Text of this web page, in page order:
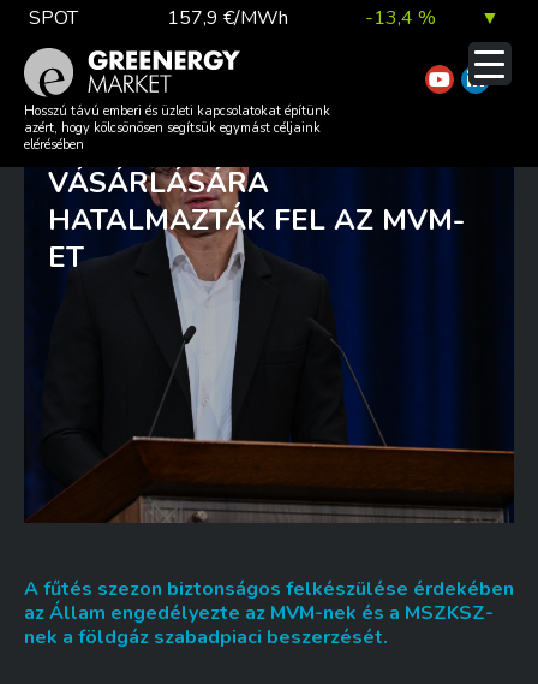
Skip
content
SPOT 157,9 €/MWh -13,4 % ▼
TTF DA 56,1 €/MWh 7,0 % ▲
EUA 81,9 €/t
26 140,13
Hosszú távú emberi és üzleti kapcsolatokat építünk
azért, hogy kölcsönösen segítsük egymást céljaink
elérésében
SZIJJÁRTÓ PÉTER
BEJELENTETTE: PIACI GÁZ
VÁSÁRLÁSÁRA
HATALMAZTÁK FEL AZ MVM-
ET
A fűtés szezon biztonságos felkészülése érdekében
az Állam engedélyezte az MVM-nek és a MSZKSZ-
nek a földgáz szabadpiaci beszerzését.